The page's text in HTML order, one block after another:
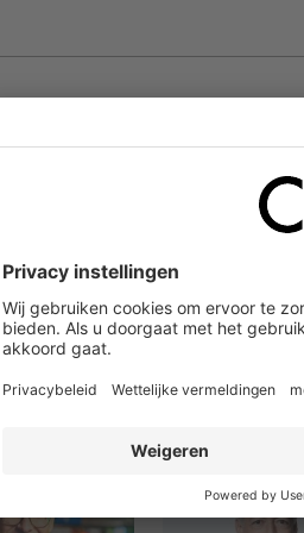
2026
is de
van
04 augustus 2026
De eerste 100
Groep):
sturing werkt
als mensen